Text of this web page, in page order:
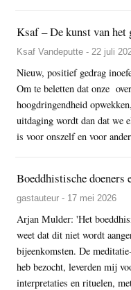
Ksaf – De kunst van het
Ksaf Vandeputte - 22 juli
Nieuw, positief gedrag
Om te beletten dat onze
hoogdringendheid
uitdaging wordt dan dat we
is voor onszelf en voor
Boeddhistische doeners
gastauteur - 17 mei 2026
Arjan Mulder: 'Het
weet dat dit niet wordt
bijeenkomsten. De
heb bezocht, leverden mij
interpretaties en rituelen,